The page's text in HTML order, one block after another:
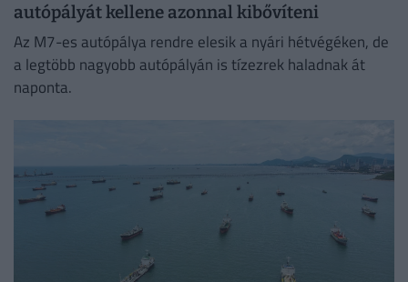
autópályát kellene azonnal kibővíteni
Az M7-es autópálya rendre elesik a nyári hétvégéken, de
a legtöbb nagyobb autópályán is tízezrek haladnak át
naponta.